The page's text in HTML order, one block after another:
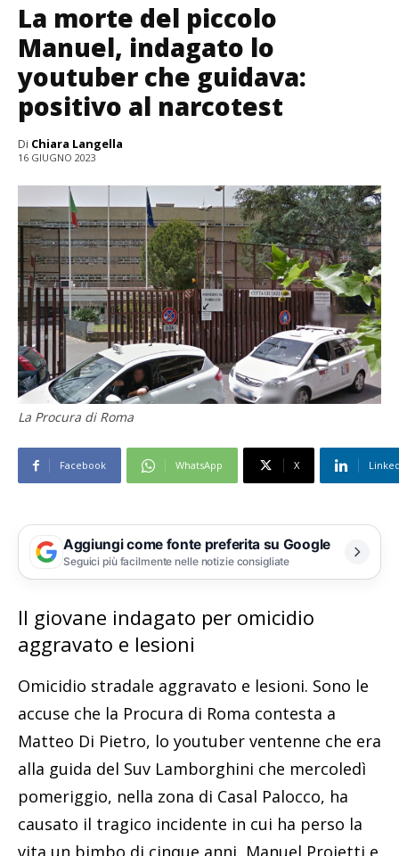
La morte del piccolo
Manuel, indagato lo
youtuber che guidava:
positivo al narcotest
Di Chiara Langella
16 GIUGNO 2023
La Procura di Roma
Facebook WhatsApp X
Aggiungi come fonte preferita su Google
Seguici più facilmente nelle notizie consigliate
Il giovane indagato per omicidio
aggravato e lesioni
Omicidio stradale aggravato e lesioni. Sono le
accuse che la Procura di Roma contesta a
Matteo Di Pietro, lo youtuber ventenne che era
alla guida del Suv Lamborghini che mercoledì
pomeriggio, nella zona di Casal Palocco, ha
causato il tragico incidente in cui ha perso la